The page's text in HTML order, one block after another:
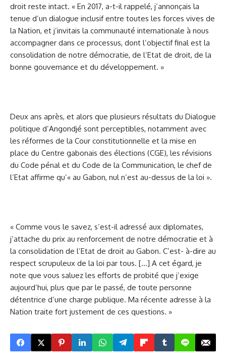
droit reste intact. « En 2017, a-t-il rappelé, j’annonçais la
tenue d’un dialogue inclusif entre toutes les forces vives de
la Nation, et j’invitais la communauté internationale à nous
accompagner dans ce processus, dont l’objectif final est la
consolidation de notre démocratie, de l’Etat de droit, de la
bonne gouvernance et du développement. »
Deux ans après, et alors que plusieurs résultats du Dialogue
politique d’Angondjé sont perceptibles, notamment avec
les réformes de la Cour constitutionnelle et la mise en
place du Centre gabonais des élections (CGE), les révisions
du Code pénal et du Code de la Communication, le chef de
l’Etat affirme qu’« au Gabon, nul n’est au-dessus de la loi ».
« Comme vous le savez, s’est-il adressé aux diplomates,
j’attache du prix au renforcement de notre démocratie et à
la consolidation de l’Etat de droit au Gabon. C’est- à-dire au
respect scrupuleux de la loi par tous. […] A cet égard, je
note que vous saluez les efforts de probité que j’exige
aujourd’hui, plus que par le passé, de toute personne
détentrice d’une charge publique. Ma récente adresse à la
Nation traite fort justement de ces questions. »